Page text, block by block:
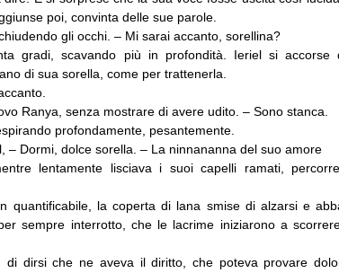
poi, convinta delle sue parole.
gli occhi. – Mi sarai accanto, sorellina?
gradi, scavando più in profondità. Ieriel si accorse
di sua sorella, come per trattenerla.
Ranya, senza mostrare di avere udito. – Sono stanca.
profondamente, pesantemente.
– Dormi, dolce sorella. – La ninnananna del suo amore
lentamente lisciava i suoi capelli ramati,
quantificabile, la coperta di lana smise di alzarsi e
sempre interrotto, che le lacrime iniziarono a
di dirsi che ne aveva il diritto, che poteva provare